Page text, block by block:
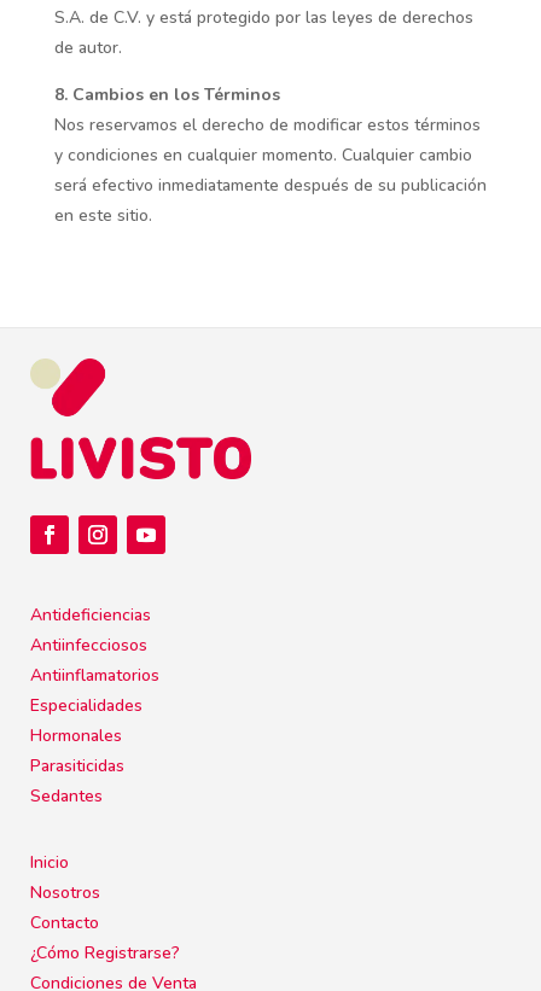
S.A. de C.V. y está protegido por las leyes de derechos
de autor.
8. Cambios en los Términos
Nos reservamos el derecho de modificar estos términos
y condiciones en cualquier momento. Cualquier cambio
será efectivo inmediatamente después de su publicación
en este sitio.
Antideficiencias
Antiinfecciosos
Antiinflamatorios
Especialidades
Hormonales
Parasiticidas
Sedantes
Inicio
Nosotros
Contacto
¿Cómo Registrarse?
Condiciones de Venta